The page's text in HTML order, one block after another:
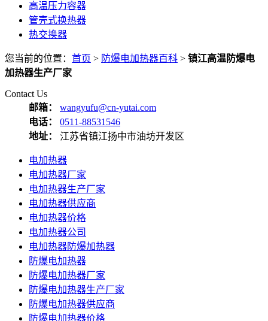
高温压力容器
管壳式换热器
热交换器
您当前的位置： 首页 > 防爆电加热器百科 > 镇江高温防爆电
加热器生产厂家
Contact Us
邮箱：
wangyufu@cn-yutai.com
电话：
0511-88531546
地址：
江苏省镇江扬中市油坊开发区
电加热器
电加热器厂家
电加热器生产厂家
电加热器供应商
电加热器价格
电加热器公司
电加热器防爆加热器
防爆电加热器
防爆电加热器厂家
防爆电加热器生产厂家
防爆电加热器供应商
防爆电加热器价格